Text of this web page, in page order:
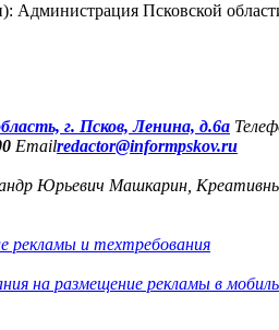
Администрация Псковской
г. Псков, Ленина, д.6а
Emailredactor@informpskov.ru
Юрьевич Машкарин,
рекламы и техтребования
на размещение рекламы в